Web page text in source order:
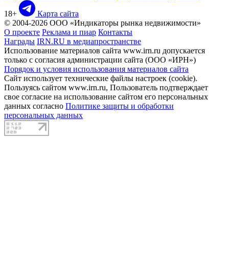
18+
Карта сайта
© 2004-2026 ООО «Индикаторы рынка недвижимости»
О проекте Реклама и пиар Контакты
Награды IRN.RU в медиапространстве
Использование материалов сайта www.irn.ru допускается
только с согласия администрации сайта (ООО «ИРН»)
Порядок и условия использования материалов сайта
Сайт использует технические файлы настроек (cookie).
Пользуясь сайтом www.irn.ru, Пользователь подтверждает
свое согласие на использование сайтом его персональных
данных согласно Политике защиты и обработки
персональных данных